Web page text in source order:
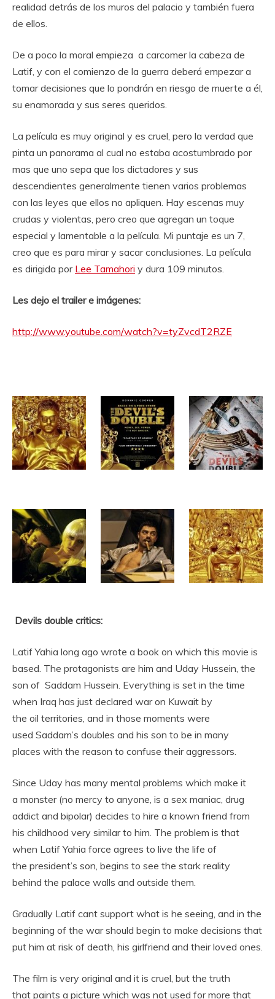
realidad detrás de los muros del palacio y también fuera
de ellos.
De a poco la moral empieza a carcomer la cabeza de
Latif, y con el comienzo de la guerra deberá empezar a
tomar decisiones que lo pondrán en riesgo de muerte a él,
su enamorada y sus seres queridos.
La película es muy original y es cruel, pero la verdad que
pinta un panorama al cual no estaba acostumbrado por
mas que uno sepa que los dictadores y sus
descendientes generalmente tienen varios problemas
con las leyes que ellos no apliquen. Hay escenas muy
crudas y violentas, pero creo que agregan un toque
especial y lamentable a la película. Mi puntaje es un 7,
creo que es para mirar y sacar conclusiones. La película
es dirigida por Lee Tamahori y dura 109 minutos.
Les dejo el trailer e imágenes:
http://www.youtube.com/watch?v=tyZvcdT2RZE
Devils double critics:
Latif Yahia long ago wrote a book on which this movie is
based. The protagonists are him and Uday Hussein, the
son of Saddam Hussein. Everything is set in the time
when Iraq has just declared war on Kuwait by
the oil territories, and in those moments were
used Saddam’s doubles and his son to be in many
places with the reason to confuse their aggressors.
Since Uday has many mental problems which make it
a monster (no mercy to anyone, is a sex maniac, drug
addict and bipolar) decides to hire a known friend from
his childhood very similar to him. The problem is that
when Latif Yahia force agrees to live the life of
the president’s son, begins to see the stark reality
behind the palace walls and outside them.
Gradually Latif cant support what is he seeing, and in the
beginning of the war should begin to make decisions that
put him at risk of death, his girlfriend and their loved ones.
The film is very original and it is cruel, but the truth
that paints a picture which was not used for more that